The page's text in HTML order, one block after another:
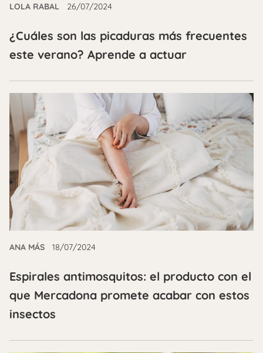
LOLA RABAL 26/07/2024
¿Cuáles son las picaduras más frecuentes
este verano? Aprende a actuar
ANA MÁS 18/07/2024
Espirales antimosquitos: el producto con el
que Mercadona promete acabar con estos
insectos